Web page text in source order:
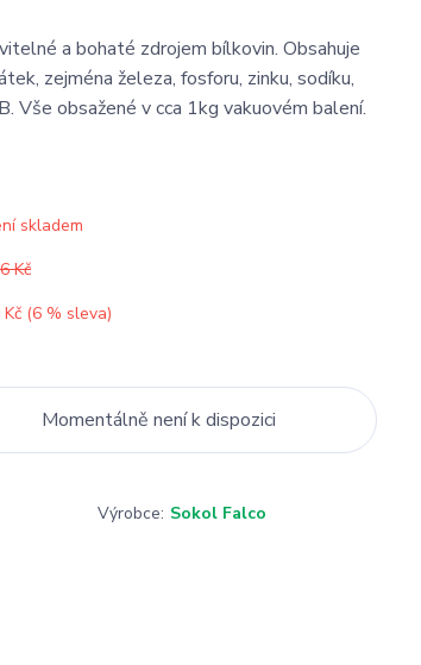
a bohaté zdrojem bílkovin. Obsahuje
zejména železa, fosforu, zinku, sodíku,
Vše obsažené v cca 1kg vakuovém balení.
skladem
Kč
Kč (6 % sleva)
Momentálně není k dispozici
Výrobce: Sokol Falco